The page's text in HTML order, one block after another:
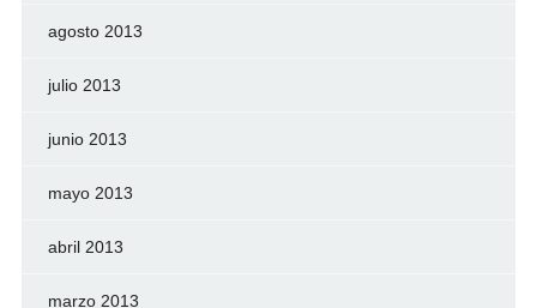
agosto 2013
julio 2013
junio 2013
mayo 2013
abril 2013
marzo 2013